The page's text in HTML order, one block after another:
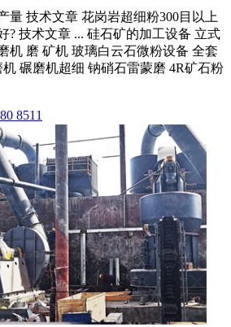
量 技术文章 花岗岩超细粉300目以上
? 技术文章 ... 硅石矿的加工设备 立式
机 磨 矿机 玻璃白云石微粉设备 全套
碾磨机超细 钠硝石雷蒙磨 4R矿石粉
8511